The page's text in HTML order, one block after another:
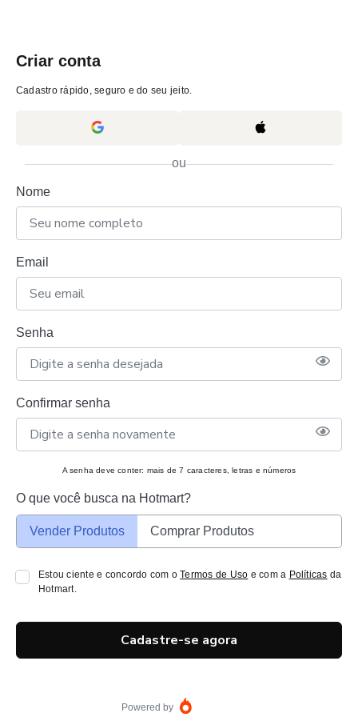
Criar conta
Cadastro rápido, seguro e do seu jeito.
ou
Nome
Email
Senha
Confirmar senha
A senha deve conter: mais de 7 caracteres, letras e números
O que você busca na Hotmart?
Vender Produtos Comprar Produtos
Estou ciente e concordo com oTermos de Uso e com a Políticas da
Hotmart.
Cadastre-se agora
Powered by